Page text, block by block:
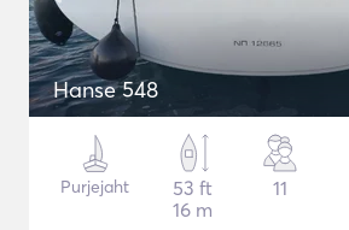
Hanse 548
Purjejaht
53 ft
16 m
11